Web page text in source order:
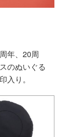
年、20周
のぬいぐる
入り。